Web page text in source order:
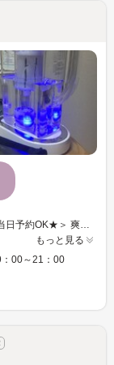
＜お子様連れ歓迎★＞＜駐車場あり★＞＜予約制★当日予約OK★＞ 爽快な汗と至福のリラクゼーション＜ルルオン＞ 水素と10種類のハーブの成分をミストにして、芯から温めて汗と一緒に毒素を抜くと 血流が隅々まで流れ、代謝アップ！ダイエットにも効果的◎ サウナが苦手な方は、温度調節が可能なので、無理ない温度でご利用できます。一度お試しください！ 疲れたココロとカラダを癒し、リラックスタイムをお過ごし下さい
もっと見る
：00～21：00